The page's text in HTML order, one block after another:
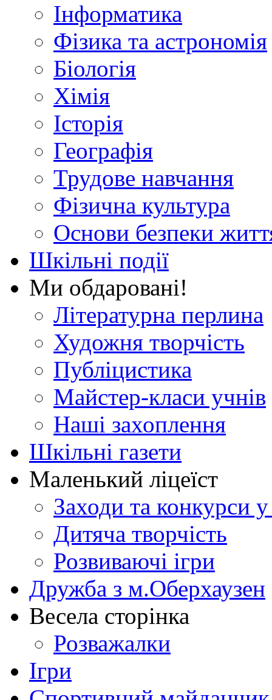
Інформатика
Фізика та астрономія
Біологія
Хімія
Історія
Географія
Трудове навчання
Фізична культура
Основи безпеки
Шкільні події
Ми обдаровані!
Літературна перлина
Художня творчість
Публіцистика
Майстер-класи учнів
Наші захоплення
Шкільні газети
Маленький ліцеїст
Заходи та конкурси у
Дитяча творчість
Розвиваючі ігри
Дружба з м.Оберхаузен
Весела сторінка
Розважалки
Ігри